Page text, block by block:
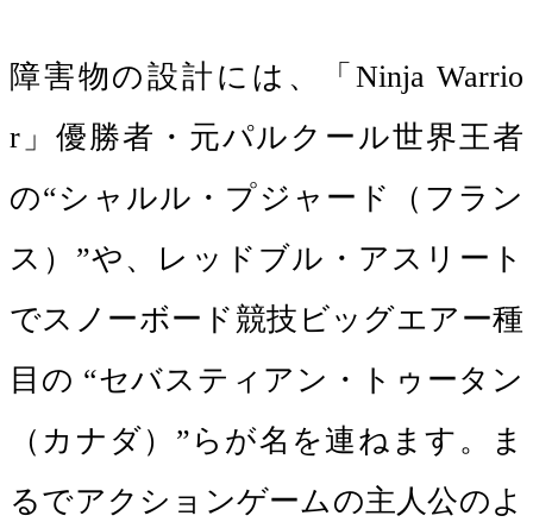
障害物の設計には、「Ninja Warrio
r」優勝者・元パルクール世界王者
の“シャルル・プジャード（フラン
ス）”や、レッドブル・アスリート
でスノーボード競技ビッグエアー種
目の “セバスティアン・トゥータン
（カナダ）”らが名を連ねます。ま
るでアクションゲームの主人公のよ